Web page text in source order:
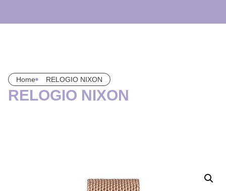
Home RELOGIO NIXON
RELOGIO NIXON